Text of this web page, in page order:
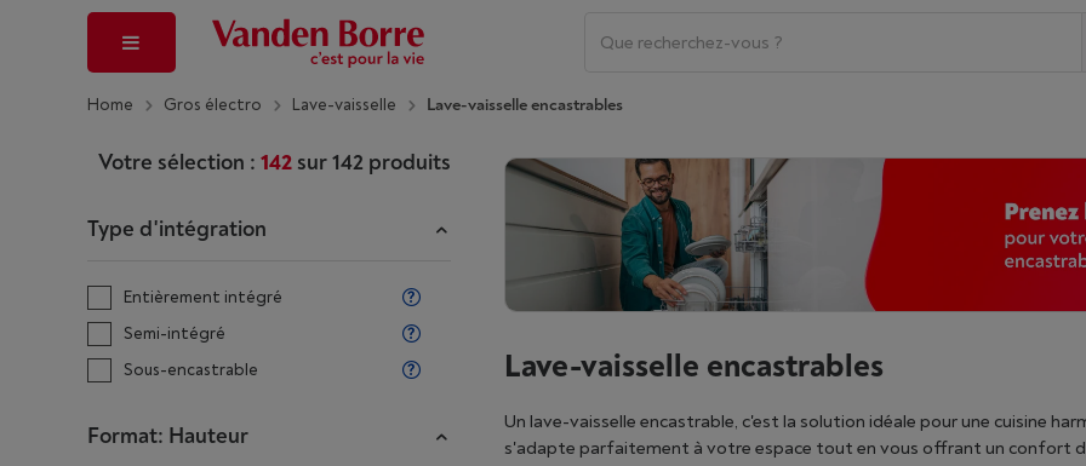
Home Gros électro Lave-vaisselle Lave-vaisselle encastrables
Votre sélection : 142sur142 produits
Type d'intégration
Entièrement intégré
Semi-intégré
Sous-encastrable
Format: Hauteur
Lave-vaisselle encastrables
Un lave-vaisselle encastrable, c'est la solution idéale pour une cuisine
s'adapte parfaitement à votre espace tout en vous offrant un confort